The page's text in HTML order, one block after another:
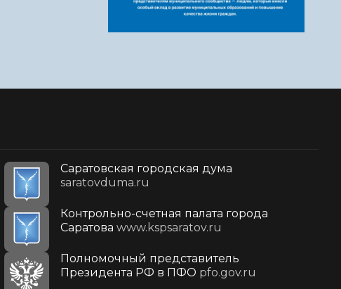
Саратовская городская дума
saratovduma.ru
Контрольно-счетная палата города
Саратова www.kspsaratov.ru
Полномочный представитель
Президента РФ в ПФО pfo.gov.ru